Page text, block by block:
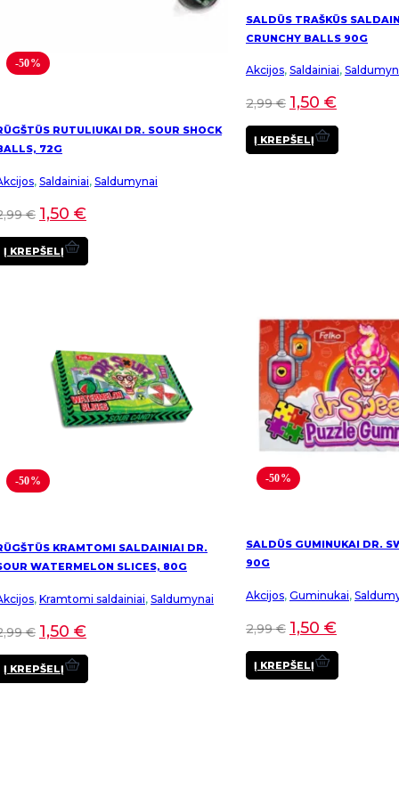
-50%
RUTULIUKAI DR. SOUR SHOCK
72G
, Saldainiai, Saldumynai
€ 1,50 €
Į KREPŠELĮ
SALDŪS TRAŠKŪS
CRUNCHY BALLS 90G
Akcijos, Saldainiai,
2,99€ 1,50 €
Į KREPŠELĮ
-50%
KRAMTOMI SALDAINIAI DR.
WATERMELON SLICES, 80G
, Kramtomi saldainiai, Saldumynai
€ 1,50 €
Į KREPŠELĮ
-50%
SALDŪS GUMINUKAI DR.
90G
Akcijos, Guminukai,
2,99€ 1,50 €
Į KREPŠELĮ